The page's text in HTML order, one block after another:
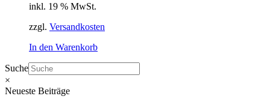
inkl. 19 % MwSt.
zzgl. Versandkosten
In den Warenkorb
Suche
×
Neueste Beiträge